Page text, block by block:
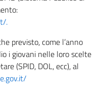
.
previsto, come l’anno
i giovani nelle loro scelte
(SPID, DOL, ecc), al